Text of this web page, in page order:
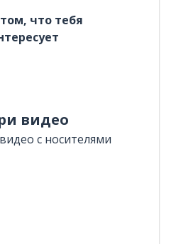
что тебя
видео
с носителями